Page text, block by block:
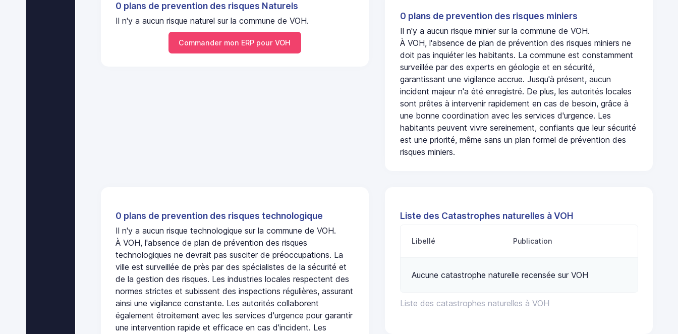
0 plans de prevention des risques Naturels
Il n'y a aucun risque naturel sur la commune de VOH.
Commander mon ERP pour VOH
0 plans de prevention des risques miniers
Il n'y a aucun risque minier sur la commune de VOH.
À VOH, l'absence de plan de prévention des risques miniers ne
doit pas inquiéter les habitants. La commune est constamment
surveillée par des experts en géologie et en sécurité,
garantissant une vigilance accrue. Jusqu'à présent, aucun
incident majeur n'a été enregistré. De plus, les autorités locales
sont prêtes à intervenir rapidement en cas de besoin, grâce à
une bonne coordination avec les services d'urgence. Les
habitants peuvent vivre sereinement, confiants que leur sécurité
est une priorité, même sans un plan formel de prévention des
risques miniers.
0 plans de prevention des risques technologique
Il n'y a aucun risque technologique sur la commune de VOH.
À VOH, l'absence de plan de prévention des risques
technologiques ne devrait pas susciter de préoccupations. La
ville est surveillée de près par des spécialistes de la sécurité et
de la gestion des risques. Les industries locales respectent des
normes strictes et subissent des inspections régulières, assurant
ainsi une vigilance constante. Les autorités collaborent
également étroitement avec les services d'urgence pour garantir
une intervention rapide et efficace en cas d'incident. Les
Liste des Catastrophes naturelles à VOH
Liste des catastrophes naturelles à VOH
Libellé Publication
Aucune catastrophe naturelle recensée sur VOH